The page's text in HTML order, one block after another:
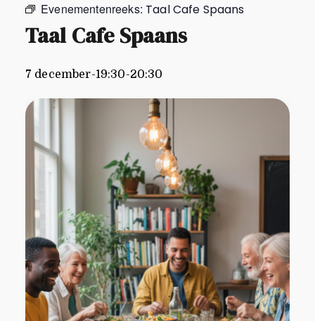
Evenementenreeks: Taal Cafe Spaans
Taal Cafe Spaans
7 december-19:30-20:30